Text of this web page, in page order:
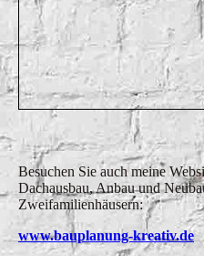
Besuchen Sie auch meine
Dachausbau, Anbau und
Zweifamilienhäusern:
www.bauplanung-kreativ.de